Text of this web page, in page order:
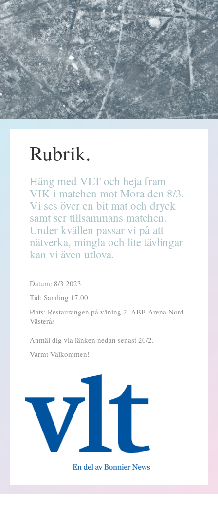
Rubrik.
Häng med VLT och heja fram
VIK i matchen mot Mora den 8/3.
Vi ses över en bit mat och dryck
samt ser tillsammans matchen.
Under kvällen passar vi på att
nätverka, mingla och lite tävlingar
kan vi även utlova.
Datum: 8/3 2023
Tid: Samling 17.00
Plats: Restaurangen på våning 2, ABB Arena Nord,
Västerås
Anmäl dig via länken nedan senast 20/2.
Varmt Välkommen!